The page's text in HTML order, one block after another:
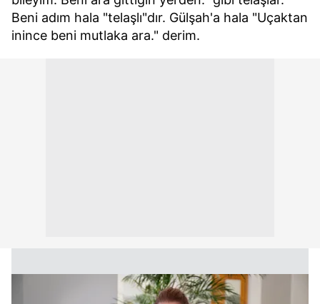
Beni adım hala "telaşlı"dır. Gülşah'a hala "Uçaktan
inince beni mutlaka ara." derim.